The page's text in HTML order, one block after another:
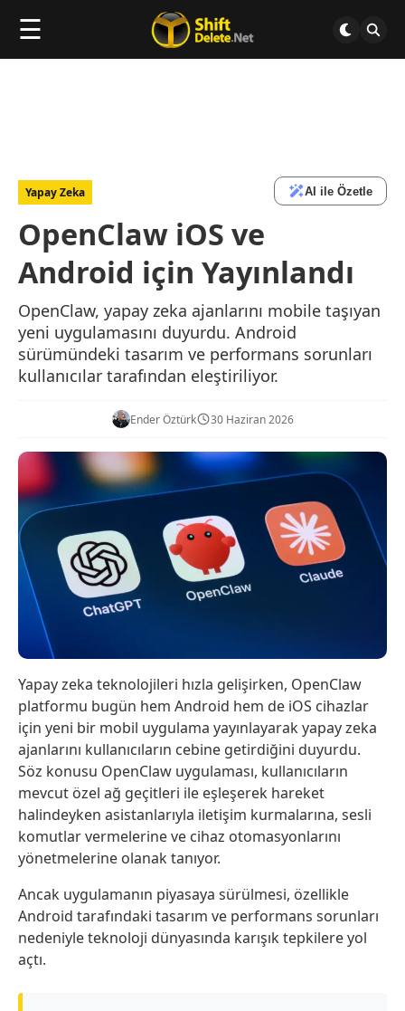
☰
Yapay Zeka AI ile Özetle
OpenClaw iOS ve
Android için Yayınlandı
OpenClaw, yapay zeka ajanlarını mobile taşıyan
yeni uygulamasını duyurdu. Android
sürümündeki tasarım ve performans sorunları
kullanıcılar tarafından eleştiriliyor.
Ender Öztürk 30 Haziran 2026
Yapay zeka teknolojileri hızla gelişirken, OpenClaw
platformu bugün hem Android hem de iOS cihazlar
için yeni bir mobil uygulama yayınlayarak yapay zeka
ajanlarını kullanıcıların cebine getirdiğini duyurdu.
Söz konusu OpenClaw uygulaması, kullanıcıların
mevcut özel ağ geçitleri ile eşleşerek hareket
halindeyken asistanlarıyla iletişim kurmalarına, sesli
komutlar vermelerine ve cihaz otomasyonlarını
yönetmelerine olanak tanıyor.
Ancak uygulamanın piyasaya sürülmesi, özellikle
Android tarafındaki tasarım ve performans sorunları
nedeniyle teknoloji dünyasında karışık tepkilere yol
açtı.